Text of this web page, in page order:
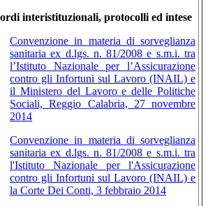
interistituzionali, protocolli ed intese
Convenzione in materia di sorveglianza
sanitaria ex d.lgs. n. 81/2008 e s.m.i. tra
l’Istituto Nazionale per l’Assicurazione
contro gli Infortuni sul Lavoro (INAIL) e
il Ministero del Lavoro e delle Politiche
Sociali, Reggio Calabria, 27 novembre
2014
Convenzione in materia di sorveglianza
sanitaria ex d.lgs. n. 81/2008 e s.m.i. tra
l'Istituto Nazionale per l'Assicurazione
contro gli Infortuni sul Lavoro (INAIL) e
la Corte Dei Conti, 3 febbraio 2014